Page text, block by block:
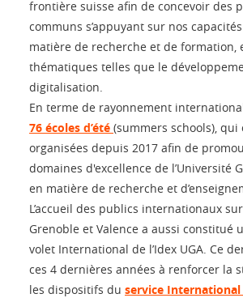
frontière suisse afin de concevoir des
communs s’appuyant sur nos
matière de recherche et de formation,
thématiques telles que le
digitalisation.
En terme de rayonnement
76 écoles d’été (summers schools), qui
organisées depuis 2017 afin de
domaines d'excellence de l’Université
en matière de recherche et
L’accueil des publics internationaux
Grenoble et Valence a aussi constitué
volet International de l’Idex UGA. Ce
ces 4 dernières années à renforcer la
les dispositifs du service